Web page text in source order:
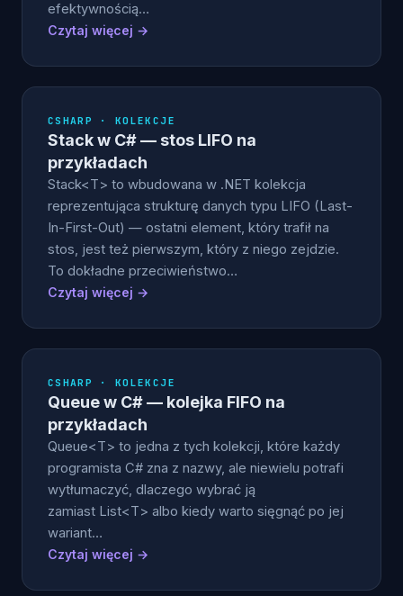
efektywnością…
Czytaj więcej →
CSHARP · KOLEKCJE
Stack w C# — stos LIFO na
przykładach
Stack<T> to wbudowana w .NET kolekcja
reprezentująca strukturę danych typu LIFO (Last-
In-First-Out) — ostatni element, który trafił na
stos, jest też pierwszym, który z niego zejdzie.
To dokładne przeciwieństwo…
Czytaj więcej →
CSHARP · KOLEKCJE
Queue w C# — kolejka FIFO na
przykładach
Queue<T> to jedna z tych kolekcji, które każdy
programista C# zna z nazwy, ale niewielu potrafi
wytłumaczyć, dlaczego wybrać ją
zamiast List<T> albo kiedy warto sięgnąć po jej
wariant…
Czytaj więcej →